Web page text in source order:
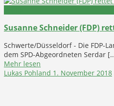
Susanne Schneider (FDP)
Schwerte/Düsseldorf - Die FDP-
dem SPD-Abgeordneten Serdar
Mehr lesen
Lukas Pohland 1. November 2018